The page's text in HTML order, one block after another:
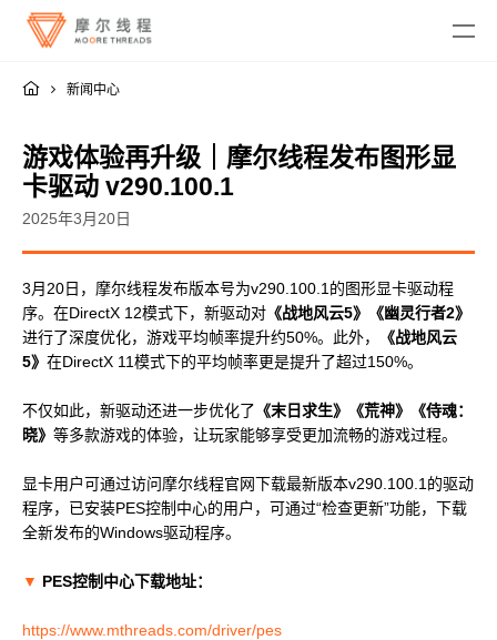
MTT SGX5000
MTT AICUBE
MTT S5000
MTT S3000
MTT S2000
MTT S80
驱动程序
MUSA SDK
MUSA Deploy
MUSACODE
融合智算中心
DigitalME 数字人
AI Reality
云电脑
工业设计与制造
视频会议
新闻中心
游戏体验再升级｜摩尔线程发布图形显
卡驱动 v290.100.1
2025年3月20日
3月20日，摩尔线程发布版本号为v290.100.1的图形显卡驱动程
序。在DirectX 12模式下，新驱动对 《战地风云5》《幽灵行者2》
进行了深度优化，游戏平均帧率提升约50%。此外，
《战地风云
5》 在DirectX 11模式下的平均帧率更是提升了超过150%。
不仅如此，新驱动还进一步优化了 《末日求生》《荒神》《侍魂：
晓》 等多款游戏的体验，让玩家能够享受更加流畅的游戏过程。
显卡用户可通过访问摩尔线程官网下载最新版本v290.100.1的驱动
程序，已安装PES控制中心的用户，可通过“检查更新”功能，下载
全新发布的Windows驱动程序。
▼ PES控制中心下载地址：
https://www.mthreads.com/driver/pes